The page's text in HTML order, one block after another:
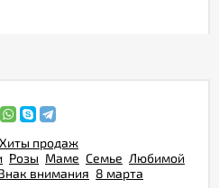
Хиты продаж
Розы Маме Семье Любимой
внимания 8 марта